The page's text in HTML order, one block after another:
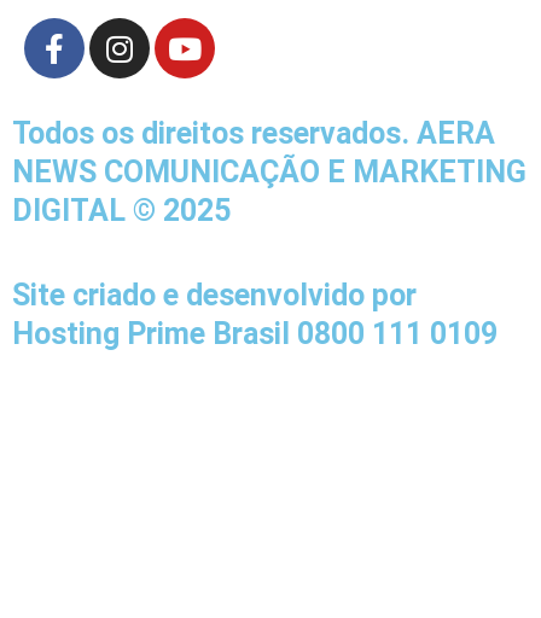
F
a
e
b
o
o
f
I
n
t
a
g
r
m
Y
o
t
u
b
e
Todos os direitos reservados. AERA
NEWS COMUNICAÇÃO E MARKETING
DIGITAL © 2025
Site criado e desenvolvido por
Hosting Prime Brasil 0800 111 0109